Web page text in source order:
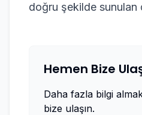
doğru şekilde sunulan
Hemen Bize
Daha fazla bilgi
bize ulaşın.